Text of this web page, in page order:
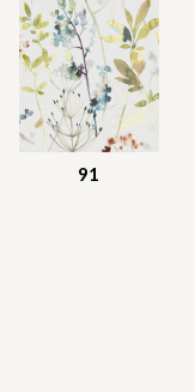
91